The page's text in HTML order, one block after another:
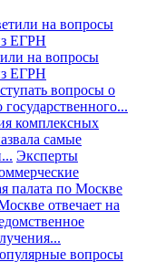
на вопросы
ЕГРН
вопросы о
комплексных
самые
Эксперты
палата по Москве
отвечает на
вопросы